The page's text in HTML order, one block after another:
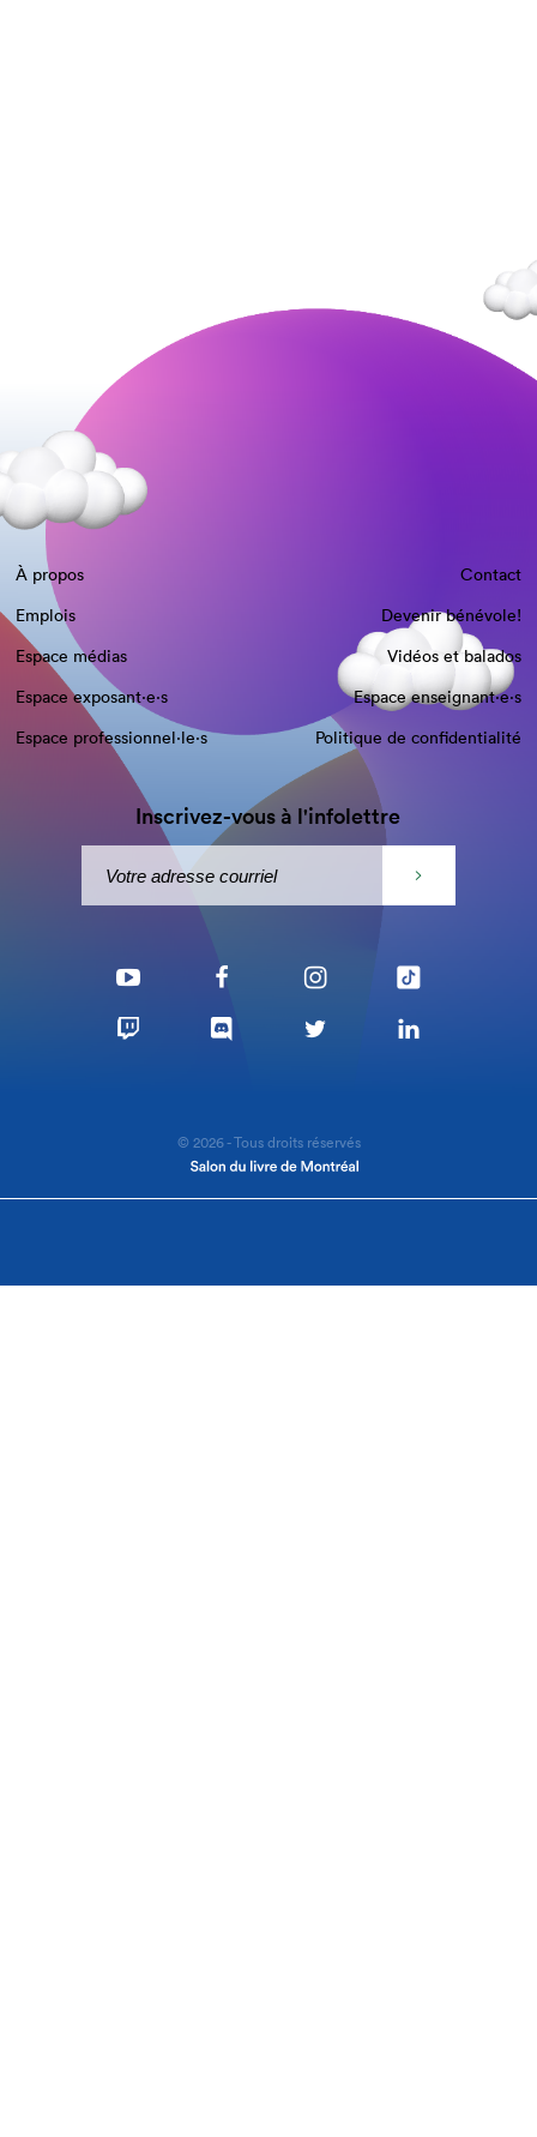
À propos
Contact
Emplois
Devenir bénévole!
Espace médias
Vidéos et balados
Espace exposant·e⋅s
Espace enseignant·e⋅s
Espace professionnel·le⋅s
Politique de confidentialité
Inscrivez-vous à l'infolettre
© 2026 - Tous droits réservés